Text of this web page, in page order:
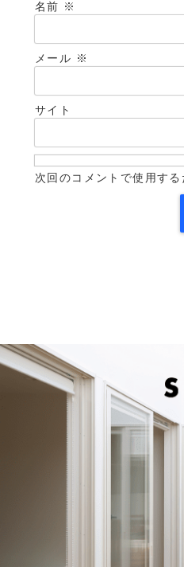
名前 ※
メール ※
サイト
次回のコメントで使用す